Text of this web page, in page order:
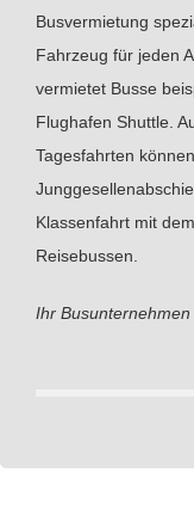
Busvermietung
Fahrzeug für jeden
vermietet Busse
Flughafen Shuttle.
Tagesfahrten
Klassenfahrt mit
Reisebussen.
Ihr